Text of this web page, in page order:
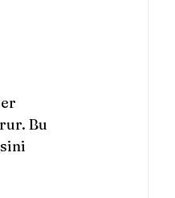
Bu